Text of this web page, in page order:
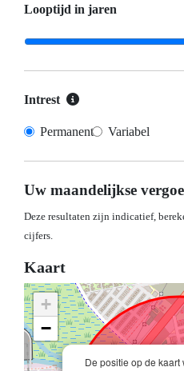
Looptijd in jaren
Intrest
Permanent Variabel
Uw maandelijkse
Deze resultaten zijn indicatief,
cijfers.
Kaart
De positie op de
+
−